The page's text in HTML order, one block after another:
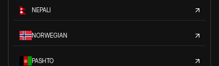
NEPALI
NORWEGIAN
PASHTO